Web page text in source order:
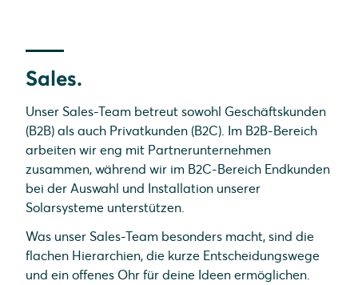
Sales.
Unser Sales-Team betreut sowohl Geschäftskunden
(B2B) als auch Privatkunden (B2C). Im B2B-Bereich
arbeiten wir eng mit Partnerunternehmen
zusammen, während wir im B2C-Bereich Endkunden
bei der Auswahl und Installation unserer
Solarsysteme unterstützen.
Was unser Sales-Team besonders macht, sind die
flachen Hierarchien, die kurze Entscheidungswege
und ein offenes Ohr für deine Ideen ermöglichen.